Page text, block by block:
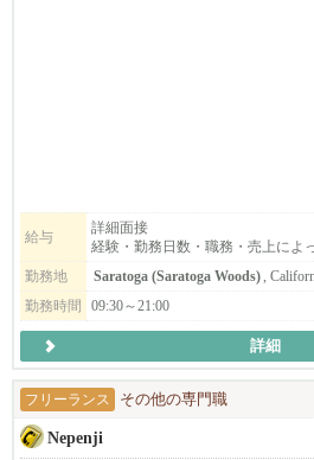
働き方に合わせてフレックスに対応で
まずはお気軽にご連絡下さい。ご応募
給与
詳細面接
経験・勤務日数・職務・売上によ
勤務地
Saratoga (Saratoga Woods),
勤務時間
09:30～21:00
詳細
フリーランス その他の専門職
Nepenji